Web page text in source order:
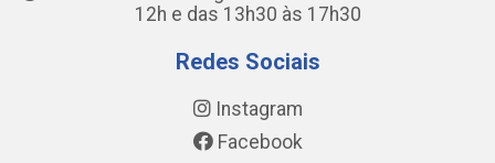
12h e das 13h30 às 17h30
Redes Sociais
Instagram
Facebook